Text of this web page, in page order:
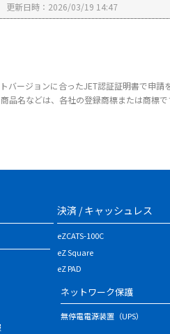
更新日時：2026/03/19 14:47
ージョンに合ったJET認証証明書で申請
名などは、各社の登録商標または商標で
決済 / キャッシュレス
eZCATS-100C
eZ Square
eZ PAD
ネットワーク保護
無停電電源装置（UPS）